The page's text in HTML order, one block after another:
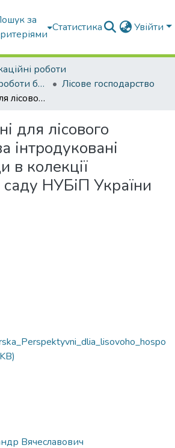
за
Статистика Увійти
роботи
Кваліфікаційні роботи бакалаврів
Лісове господарство
Перспективні для лісового господарства інтродуковані деревні види в колекції ботанічного саду НУБіП України
для лісового
інтродуковані
в колекції
саду НУБіП України
Вячеславович